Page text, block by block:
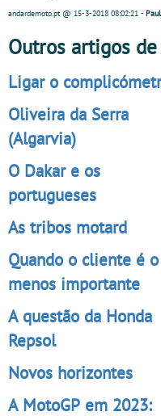
andardemoto.pt@ 15-3-2018 08:02:21 -
Outros artigos
Ligar o
Oliveira da Serra
(Algarvia)
O Dakar e os
portugueses
As tribos motard
Quando o cliente é o
menos importante
A questão da Honda
Repsol
Novos horizontes
A MotoGP em 2023: